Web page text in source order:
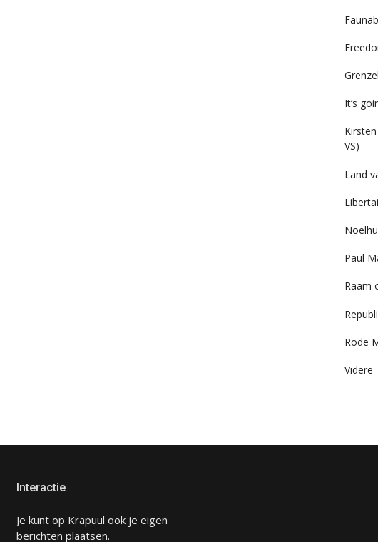
It’s
VS)
Land
Paul
Raam
Rode
Videre
Interactie
Je kunt op Krapuul ook je eigen
berichten plaatsen.